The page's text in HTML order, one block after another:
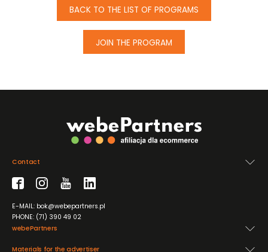
BACK TO THE LIST OF PROGRAMS
JOIN THE PROGRAM
webePartners
Materials for the advertiser
Contact
E-MAIL: bok@webepartners.pl
PHONE: (71) 390 49 02